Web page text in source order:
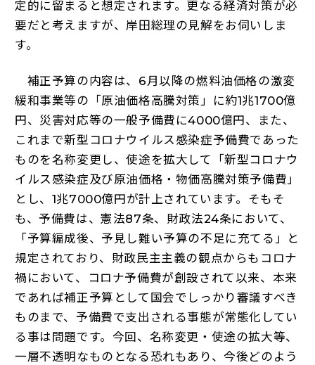
定的に留まると想定されます。更なる経済対策が必
要だと考えますが、岸田総理の見解をお伺いしま
す。
補正予算の内容は、6月以降の燃料油価格の激変
緩和事業等の「原油価格高騰対策」に約1兆1700億
円、災害対応等の一般予備費に4000億円、また、
これまで新型コロナウイルス感染症予備費であった
ものを名称変更し、使途を拡大して「新型コロナウ
イルス感染症及び原油価格・物価高騰対策予備費」
とし、1兆7000億円が計上されています。そもそ
も、予備費は、憲法87条、財政法24条において、
「予算編成後、予見し難い予算の不足に充てる」と
規定されており、財政民主主義の観点からもコロナ
禍において、コロナ予備費が創設されて以来、本来
であれば補正予算として国会でしっかり審議すべき
ものまで、予備費で支出される事態が常態化してい
る事は問題です。今回、名称変更・使途の拡大等、
一層不透明なものとなる恐れもあり、今後どのよう